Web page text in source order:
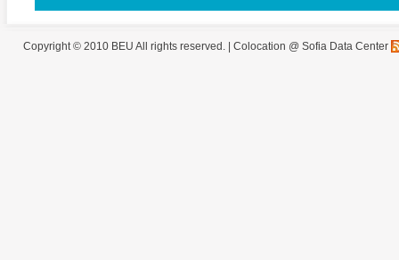
Copyright © 2010 BEU All rights reserved. | Colocation @ Sofia Data Center